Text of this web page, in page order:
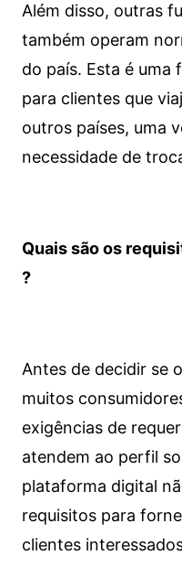
Além disso, outras
também operam
do país. Esta é uma
para clientes que
outros países, uma
necessidade de
Quais são os
?
Antes de decidir se
muitos
exigências de
atendem ao perfil
plataforma digital
requisitos para
clientes